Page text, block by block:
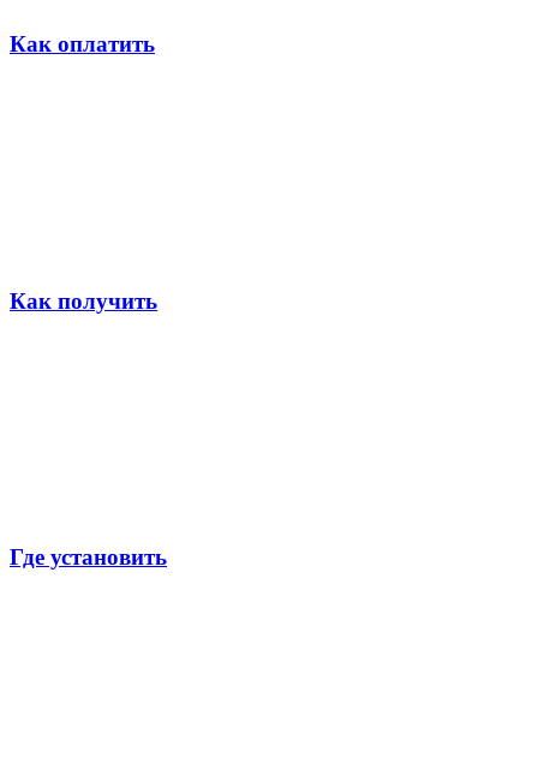
Как оплатить
Как получить
Где установить